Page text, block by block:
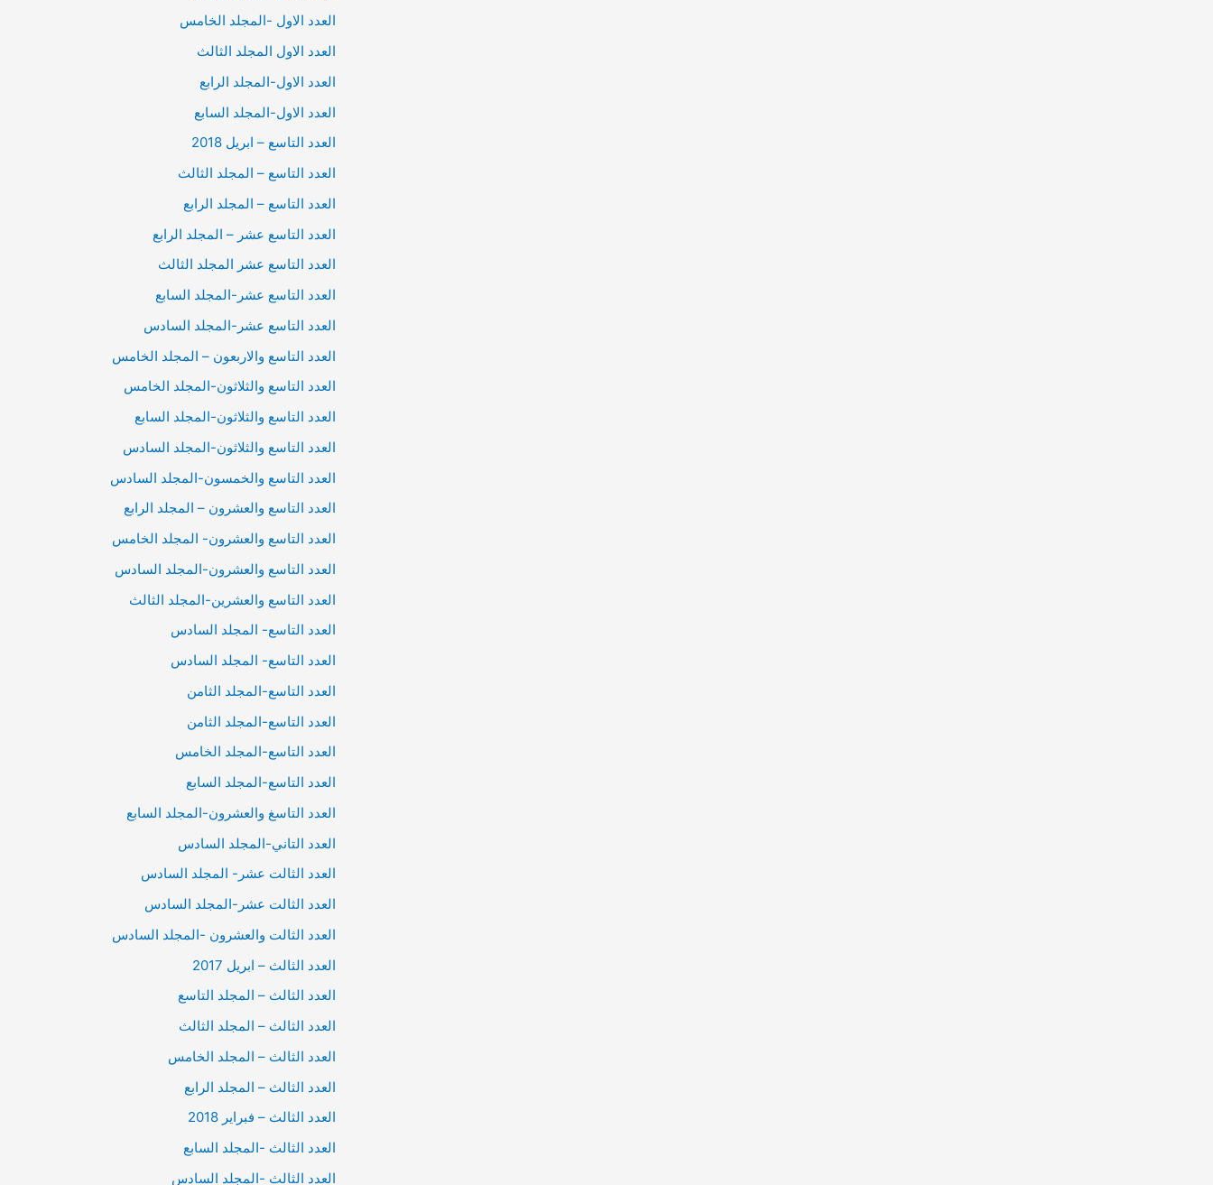
العدد الاول -المجلد الخامس
العدد الاول المجلد الثالث
العدد الاول-المجلد الرابع
العدد الاول-المجلد السابع
العدد التاسع – ابريل 2018
العدد التاسع – المجلد الثالث
العدد التاسع – المجلد الرابع
العدد التاسع عشر – المجلد الرابع
العدد التاسع عشر المجلد الثالث
العدد التاسع عشر-المجلد السابع
العدد التاسع عشر-المجلد السادس
العدد التاسع والاربعون – المجلد الخامس
العدد التاسع والثلاثون-المجلد الخامس
العدد التاسع والثلاثون-المجلد السابع
العدد التاسع والثلاثون-المجلد السادس
العدد التاسع والخمسون-المجلد السادس
العدد التاسع والعشرون – المجلد الرابع
العدد التاسع والعشرون- المجلد الخامس
العدد التاسع والعشرون-المجلد السادس
العدد التاسع والعشرين-المجلد الثالث
العدد التاسع- المجلد السادس
العدد التاسع- المجلد السادس
العدد التاسع-المجلد الثامن
العدد التاسع-المجلد الثامن
العدد التاسع-المجلد الخامس
العدد التاسع-المجلد السابع
العدد التاسغ والعشرون-المجلد السابع
العدد التاني-المجلد السادس
العدد الثالت عشر- المجلد السادس
العدد الثالت عشر-المجلد السادس
العدد الثالت والعشرون -المجلد السادس
العدد الثالث – ابريل 2017
العدد الثالث – المجلد التاسع
العدد الثالث – المجلد الثالث
العدد الثالث – المجلد الخامس
العدد الثالث – المجلد الرابع
العدد الثالث – فبراير 2018
العدد الثالث -المجلد السابع
العدد الثالث -المجلد السادس